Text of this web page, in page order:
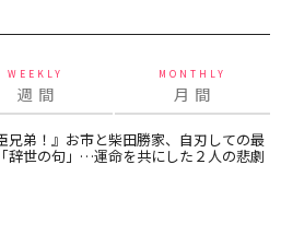
WEEKLY
週 間
MONTHLY
月 間
兄弟！』お市と柴田勝家、自刃しての最
辞世の句」…運命を共にした２人の悲劇